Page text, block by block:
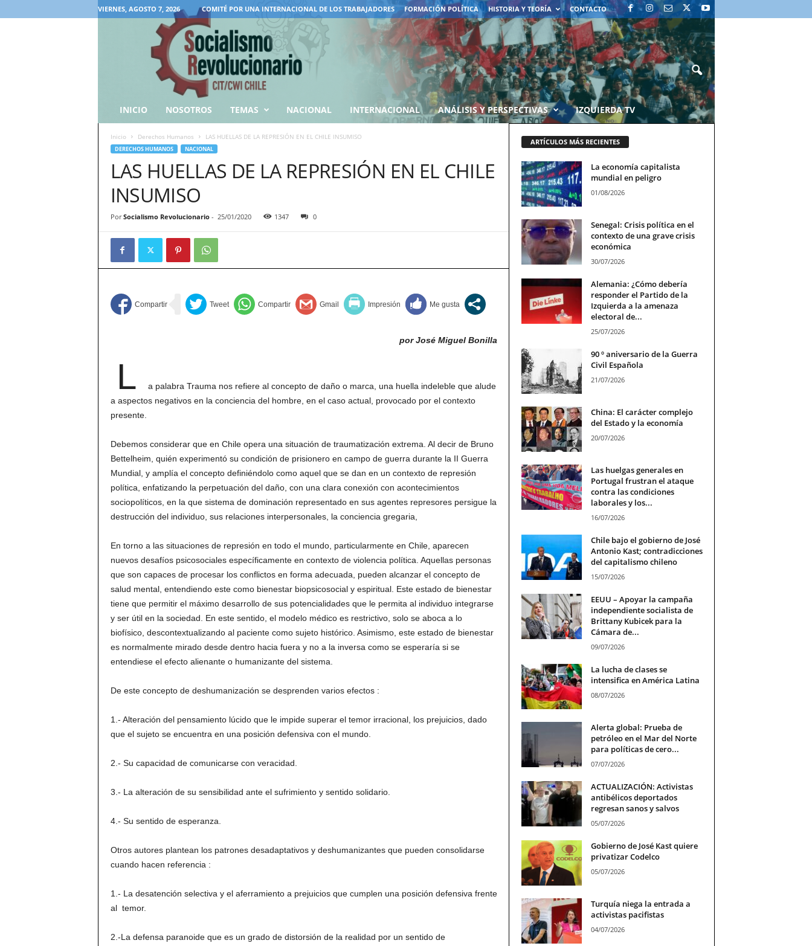
VIERNES, AGOSTO 7, 2026 COMITÉ POR UNA INTERNACIONAL DE LOS TRABAJADORES FORMACIÓN POLÍTICA HISTORIA Y TEORÍA CONTACTO
INICIO NOSOTROS TEMAS NACIONAL INTERNACIONAL ANÁLISIS Y PERSPECTIVAS IZQUIERDA TV
Inicio Derechos Humanos LAS HUELLAS DE LA REPRESIÓN EN EL CHILE INSUMISO
DERECHOS HUMANOS NACIONAL
LAS HUELLAS DE LA REPRESIÓN EN EL CHILE
INSUMISO
Por Socialismo Revolucionario- 25/01/2020 1347 0
por José Miguel Bonilla
L
a palabra Trauma nos refiere al concepto de daño o marca, una huella indeleble que alude
a aspectos negativos en la conciencia del hombre, en el caso actual, provocado por el contexto
presente.
Debemos considerar que en Chile opera una situación de traumatización extrema. Al decir de Bruno
Bettelheim, quién experimentó su condición de prisionero en campo de guerra durante la II Guerra
Mundial, y amplía el concepto definiéndolo como aquel que se dan en un contexto de represión
política, enfatizando la perpetuación del daño, con una clara conexión con acontecimientos
sociopolíticos, en la que sistema de dominación representado en sus agentes represores persigue la
destrucción del individuo, sus relaciones interpersonales, la conciencia gregaria,
En torno a las situaciones de represión en todo el mundo, particularmente en Chile, aparecen
nuevos desafíos psicosociales específicamente en contexto de violencia política. Aquellas personas
que son capaces de procesar los conflictos en forma adecuada, pueden alcanzar el concepto de
salud mental, entendiendo este como bienestar biopsicosocial y espiritual. Este estado de bienestar
tiene que permitir el máximo desarrollo de sus potencialidades que le permita al individuo integrarse
y ser útil en la sociedad. En este sentido, el modelo médico es restrictivo, solo se aboca a lo
biofísico, descontextualizando al paciente como sujeto histórico. Asimismo, este estado de bienestar
es normalmente mirado desde dentro hacia fuera y no a la inversa como se esperaría si se
entendiese el efecto alienante o humanizante del sistema.
De este concepto de deshumanización se desprenden varios efectos :
1.- Alteración del pensamiento lúcido que le impide superar el temor irracional, los prejuicios, dado
que el sujeto se encuentra en una posición defensiva con el mundo.
2.- Su capacidad de comunicarse con veracidad.
3.- La alteración de su sensibilidad ante el sufrimiento y sentido solidario.
4.- Su sentido de esperanza.
Otros autores plantean los patrones desadaptativos y deshumanizantes que pueden consolidarse
cuando hacen referencia :
1.- La desatención selectiva y el aferramiento a prejuicios que cumplen una posición defensiva frente
al temor.
2.-La defensa paranoide que es un grado de distorsión de la realidad por un sentido de
ARTÍCULOS MÁS RECIENTES
La economía capitalista
mundial en peligro
01/08/2026
Senegal: Crisis política en el
contexto de una grave crisis
económica
30/07/2026
Alemania: ¿Cómo debería
responder el Partido de la
Izquierda a la amenaza
electoral de...
25/07/2026
90 º aniversario de la Guerra
Civil Española
21/07/2026
China: El carácter complejo
del Estado y la economía
20/07/2026
Las huelgas generales en
Portugal frustran el ataque
contra las condiciones
laborales y los...
16/07/2026
Chile bajo el gobierno de José
Antonio Kast; contradicciones
del capitalismo chileno
15/07/2026
EEUU – Apoyar la campaña
independiente socialista de
Brittany Kubicek para la
Cámara de...
09/07/2026
La lucha de clases se
intensifica en América Latina
08/07/2026
Alerta global: Prueba de
petróleo en el Mar del Norte
para políticas de cero...
07/07/2026
ACTUALIZACIÓN: Activistas
antibélicos deportados
regresan sanos y salvos
05/07/2026
Gobierno de José Kast quiere
privatizar Codelco
05/07/2026
Turquía niega la entrada a
activistas pacifistas
04/07/2026